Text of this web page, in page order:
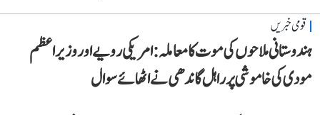
قومی خبریں
ہندوستانی ملاحوں کی موت کا معاملہ: امریکی رویے اور وزیر اعظم
مودی کی خاموشی پر راہل گاندھی نے اٹھائے سوال